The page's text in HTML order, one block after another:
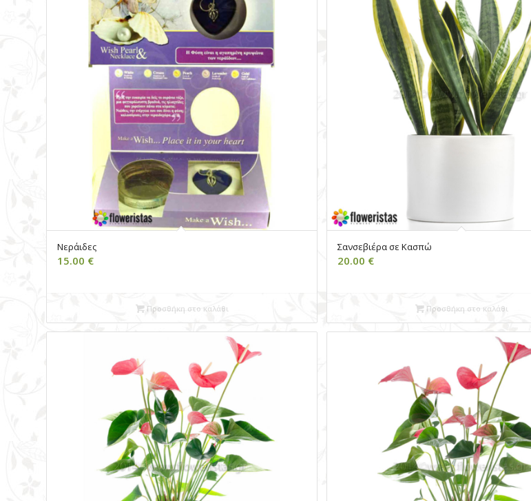
Νεράιδες
15.00 €
Προσθήκη στο καλάθι
Σανσεβιέρα σε Κασπώ
20.00 €
Προσθήκη στο καλάθι